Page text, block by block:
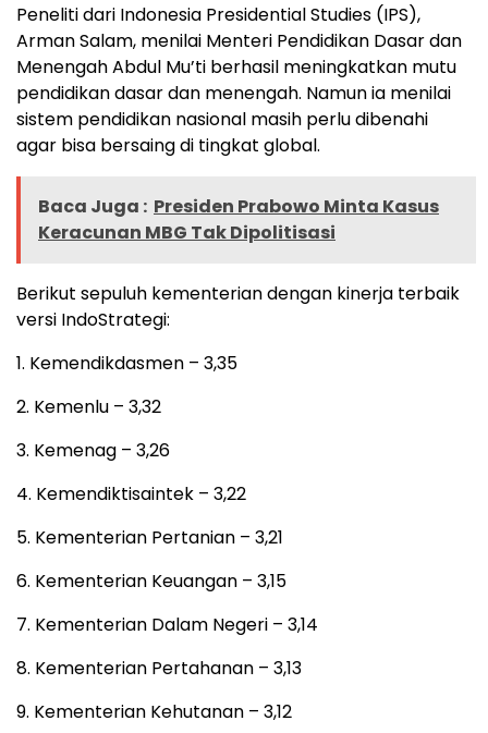
Peneliti dari Indonesia Presidential Studies (IPS),
Arman Salam, menilai Menteri Pendidikan Dasar dan
Menengah Abdul Mu’ti berhasil meningkatkan mutu
pendidikan dasar dan menengah. Namun ia menilai
sistem pendidikan nasional masih perlu dibenahi
agar bisa bersaing di tingkat global.
Baca Juga : Presiden Prabowo Minta Kasus
Keracunan MBG Tak Dipolitisasi
Berikut sepuluh kementerian dengan kinerja terbaik
versi IndoStrategi:
1. Kemendikdasmen – 3,35
2. Kemenlu – 3,32
3. Kemenag – 3,26
4. Kemendiktisaintek – 3,22
5. Kementerian Pertanian – 3,21
6. Kementerian Keuangan – 3,15
7. Kementerian Dalam Negeri – 3,14
8. Kementerian Pertahanan – 3,13
9. Kementerian Kehutanan – 3,12